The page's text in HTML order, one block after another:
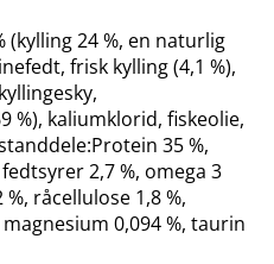
(kylling 24 %, en naturlig
frisk kylling (4,1 %),
%), kaliumklorid, fiskeolie,
35 %,
2,7 %, omega 3
råcellulose 1,8 %,
0,094 %, taurin